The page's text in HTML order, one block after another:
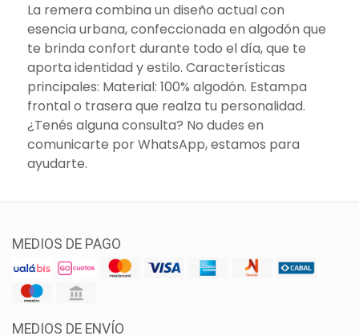
La remera combina un diseño actual con
esencia urbana, confeccionada en algodón que
te brinda confort durante todo el día, que te
aporta identidad y estilo. Características
principales: Material: 100% algodón. Estampa
frontal o trasera que realza tu personalidad.
¿Tenés alguna consulta? No dudes en
comunicarte por WhatsApp, estamos para
ayudarte.
MEDIOS DE PAGO
MEDIOS DE ENVÍO